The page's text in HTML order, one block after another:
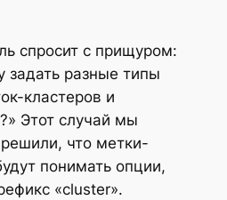
спросит с прищуром:
задать разные типы
кластеров и
Этот случай мы
что метки-
понимать опции,
«cluster».